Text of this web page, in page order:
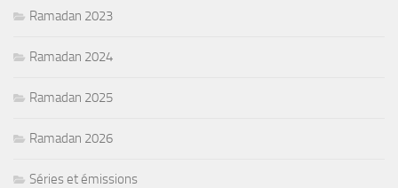
Ramadan 2023
Ramadan 2024
Ramadan 2025
Ramadan 2026
Séries et émissions